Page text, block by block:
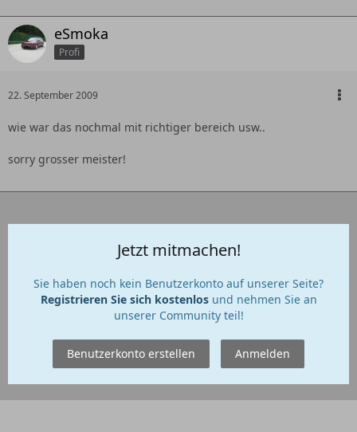
eSmoka
Profi
22. September 2009
wie war das nochmal mit richtiger bereich usw..
sorry grosser meister!
Jetzt mitmachen!
Sie haben noch kein Benutzerkonto auf unserer Seite?
Registrieren Sie sich kostenlosund nehmen Sie an
unserer Community teil!
Benutzerkonto erstellen Anmelden